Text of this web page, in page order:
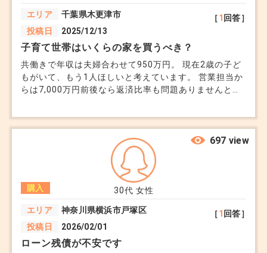
に建てると土地や建物の税金がフルにかかるので、
二世帯住宅の方が節税に。
◎コスト削減（ここは大きいかもですね）
基礎や屋根を共用できるので、建築費が2軒建てる
より安く済みます。光熱費や管理費も分担できて経
済的です。
完全分離型＋区分登記なら、税制メリットをフル活
用でき、相続対策や土地の有効活用にもつながりま
す。ただし、条件や自治体のルールがあるので、税
理士などにもご確認くださいね！
エリア
千葉県木更津市
投稿日
2025/12/13
［1 回答］
子育て世帯はいくらの家を買うべき？
共働きで年収は夫婦合わせて950万円。 現在2歳の子ど
もがいて、もう1人ほしいと考えています。 営業担当か
らは7,000万円前後なら返済比率も問題ありませんと言
す。 子育て世帯の購入がどんどん難しくなっている気
がします。 皆さんどのように考えていらっしゃるので
ミングでしたか？ 経験談などでありましたら教えて下
30代 女性
購入
エリア
神奈川県横浜市戸塚区
投稿日
2026/02/01
［1 回答］
697 view
ローン残債が不安です